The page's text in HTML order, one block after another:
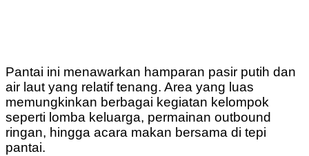
Pantai ini menawarkan hamparan pasir putih dan
air laut yang relatif tenang. Area yang luas
memungkinkan berbagai kegiatan kelompok
seperti lomba keluarga, permainan outbound
ringan, hingga acara makan bersama di tepi
pantai.